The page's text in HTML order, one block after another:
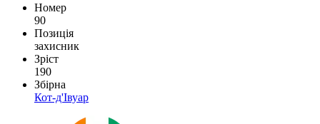
Номер
90
Позиція
захисник
Зріст
190
Збірна
Кот-д'Івуар